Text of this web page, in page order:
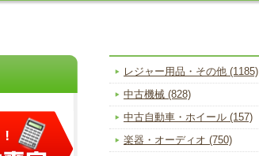
レジャー用品・その他 (1185)
中古機械 (828)
中古自動車・ホイール (157)
楽器・オーディオ (750)